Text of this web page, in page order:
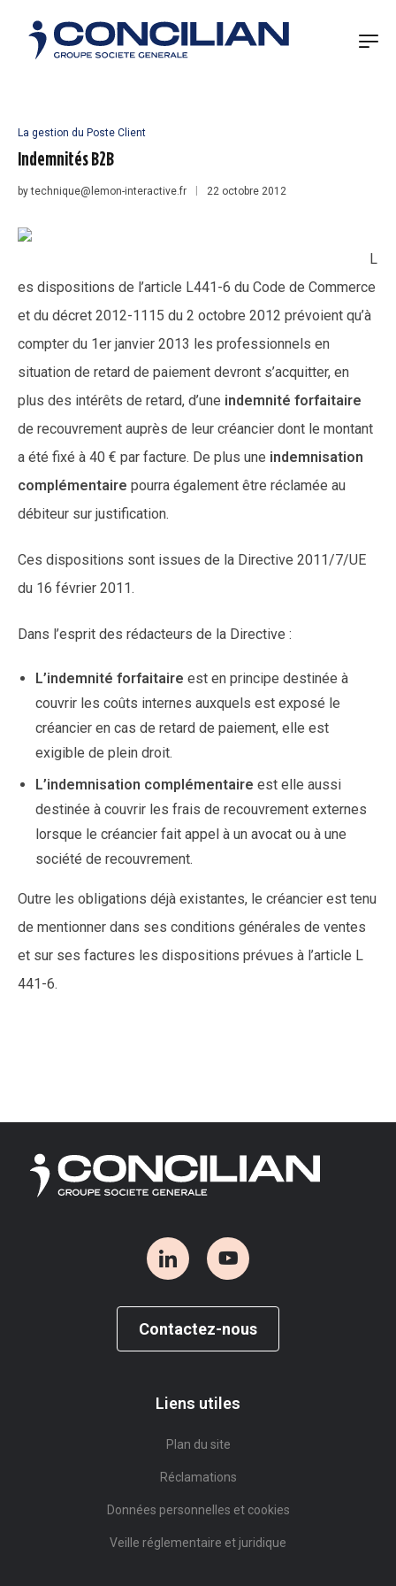
La gestion du Poste Client
Indemnités B2B
bytechnique@lemon-interactive.fr 22 octobre 2012
L
es dispositions de l’article L441-6 du Code de Commerce
et du décret 2012-1115 du 2 octobre 2012 prévoient qu’à
compter du 1er janvier 2013 les professionnels en
situation de retard de paiement devront s’acquitter, en
plus des intérêts de retard, d’une indemnité forfaitaire
de recouvrement auprès de leur créancier dont le montant
a été fixé à 40 € par facture. De plus une indemnisation
complémentaire pourra également être réclamée au
débiteur sur justification.
Ces dispositions sont issues de la Directive 2011/7/UE
du 16 février 2011.
Dans l’esprit des rédacteurs de la Directive :
L’indemnité forfaitaire est en principe destinée à
couvrir les coûts internes auxquels est exposé le
créancier en cas de retard de paiement, elle est
exigible de plein droit.
L’indemnisation complémentaire est elle aussi
destinée à couvrir les frais de recouvrement externes
lorsque le créancier fait appel à un avocat ou à une
société de recouvrement.
Outre les obligations déjà existantes, le créancier est tenu
de mentionner dans ses conditions générales de ventes
et sur ses factures les dispositions prévues à l’article L
441-6.
Contactez-nous
Liens utiles
Plan du site
Réclamations
Données personnelles et cookies
Veille réglementaire et juridique